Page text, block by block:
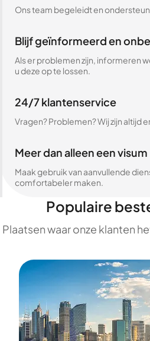
Ons team begeleidt en
Blijf geïnformeerd en
Als er problemen zijn, informeren
u deze op te lossen.
24/7 klantenservice
Vragen? Problemen? Wij zijn altijd
Meer dan alleen een visum
Maak gebruik van aanvullende
comfortabeler maken.
Populaire
Plaatsen waar onze klanten